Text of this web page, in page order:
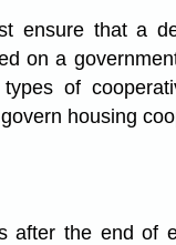
ensure that a
on a
of
housing
after the end of